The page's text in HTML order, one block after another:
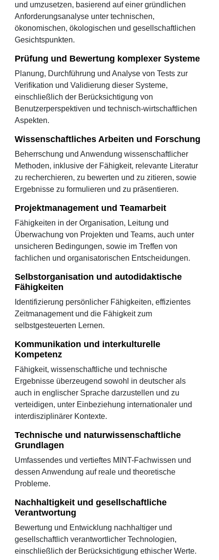
und umzusetzen, basierend auf einer gründlichen
Anforderungsanalyse unter technischen,
ökonomischen, ökologischen und gesellschaftlichen
Gesichtspunkten.
Prüfung und Bewertung komplexer Systeme
Planung, Durchführung und Analyse von Tests zur
Verifikation und Validierung dieser Systeme,
einschließlich der Berücksichtigung von
Benutzerperspektiven und technisch-wirtschaftlichen
Aspekten.
Wissenschaftliches Arbeiten und Forschung
Beherrschung und Anwendung wissenschaftlicher
Methoden, inklusive der Fähigkeit, relevante Literatur
zu recherchieren, zu bewerten und zu zitieren, sowie
Ergebnisse zu formulieren und zu präsentieren.
Projektmanagement und Teamarbeit
Fähigkeiten in der Organisation, Leitung und
Überwachung von Projekten und Teams, auch unter
unsicheren Bedingungen, sowie im Treffen von
fachlichen und organisatorischen Entscheidungen.
Selbstorganisation und autodidaktische
Fähigkeiten
Identifizierung persönlicher Fähigkeiten, effizientes
Zeitmanagement und die Fähigkeit zum
selbstgesteuerten Lernen.
Kommunikation und interkulturelle
Kompetenz
Fähigkeit, wissenschaftliche und technische
Ergebnisse überzeugend sowohl in deutscher als
auch in englischer Sprache darzustellen und zu
verteidigen, unter Einbeziehung internationaler und
interdisziplinärer Kontexte.
Technische und naturwissenschaftliche
Grundlagen
Umfassendes und vertieftes MINT-Fachwissen und
dessen Anwendung auf reale und theoretische
Probleme.
Nachhaltigkeit und gesellschaftliche
Verantwortung
Bewertung und Entwicklung nachhaltiger und
gesellschaftlich verantwortlicher Technologien,
einschließlich der Berücksichtigung ethischer Werte.